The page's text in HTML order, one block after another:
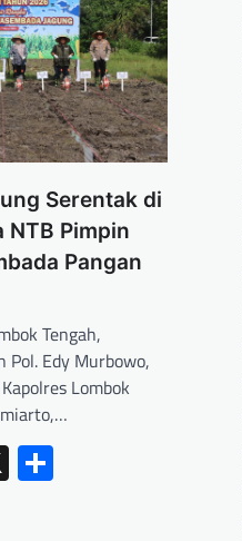
Serentak di
NTB Pimpin
Pangan
Tengah,
Pol. Edy Murbowo,
Lombok
X Share